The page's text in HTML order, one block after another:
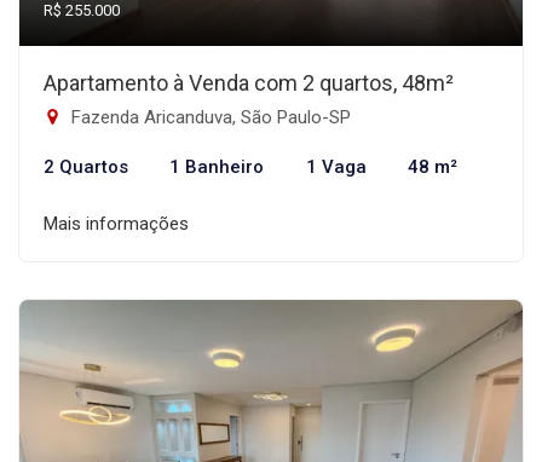
R$ 255.000
Apartamento à Venda com 2 quartos, 48m²
Fazenda Aricanduva, São Paulo-SP
2 Quartos 1 Banheiro 1 Vaga 48 m²
Mais informações